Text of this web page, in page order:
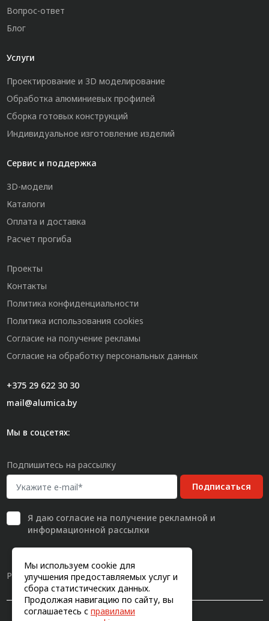
Мы используем cookie для
улучшения предоставляемых услуг и
сбора статистических данных.
Продолжая навигацию по сайту, вы
соглашаетесь с правилами
Вопрос-ответ
Блог
Услуги
Проектирование и 3D моделирование
Обработка алюминиевых профилей
Сборка готовых конструкций
Индивидуальное изготовление изделий
Сервис и поддержка
3D-модели
Каталоги
Оплата и доставка
Расчет прогиба
Проекты
Контакты
Политика конфиденциальности
Политика использования cookies
Согласие на получение рекламы
Согласие на обработку персональных данных
+375 29 622 30 30
mail@alumica.by
Мы в соцсетях:
Подпишитесь на рассылку
Подписаться
Я даю согласиена получение рекламной и
информационной рассылки
Разработка сайта